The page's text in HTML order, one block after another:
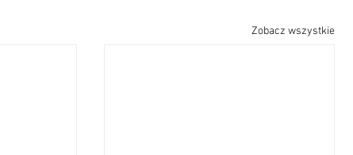
Zobacz wszystkie